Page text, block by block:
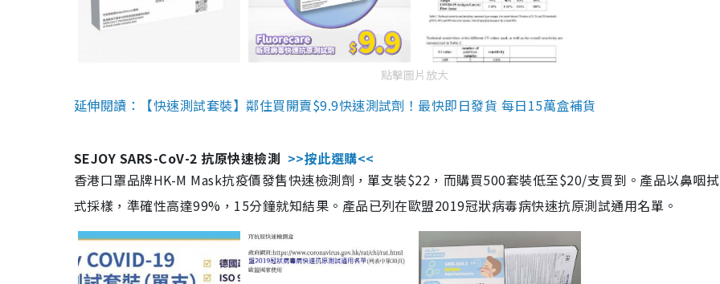
點擊圖片放大
延伸閱讀：【快速測試套裝】鄰住買開賣$9.9快速測試劑！最快即日發貨 每日15萬盒補貨
SEJOY SARS-CoV-2 抗原快速檢測 >>按此選購<<
香港口罩品牌HK-M Mask抗疫價發售快速檢測劑，單支裝$22，而購買500套裝低至$20/支買到。產品以鼻咽
式採樣，準確性高達99%，15分鐘就知結果。產品已列在歐盟2019冠狀病毒病快速抗原測試通用名單。